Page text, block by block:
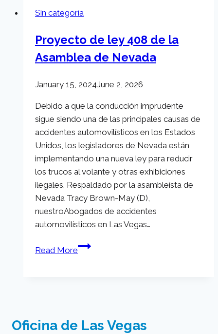
se
a
la
de
Copa
Stanley
Sin categoría
Proyecto de ley 408 de la
Asamblea de Nevada
January 15, 2024June 2, 2026
Debido a que la conducción imprudente
sigue siendo una de las principales causas de
accidentes automovilísticos en los Estados
Unidos, los legisladores de Nevada están
implementando una nueva ley para reducir
los trucos al volante y otras exhibiciones
ilegales. Respaldado por la asambleísta de
Nevada Tracy Brown-May (D),
nuestroAbogados de accidentes
automovilísticos en Las Vegas…
Read MoreProyecto
Asamblea
Oficina de Las Vegas